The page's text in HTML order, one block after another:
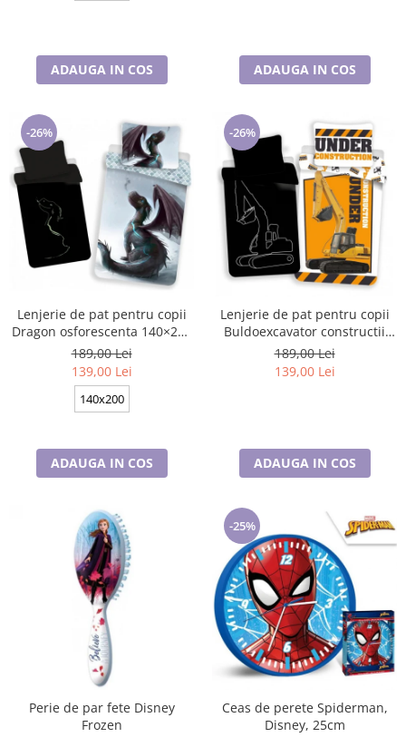
ADAUGA IN COS ADAUGA IN COS
-26%
Lenjerie de pat pentru copii
Dragon osforescenta 140×200
cm, 70×90 cm, Disney, 100%
bumbac
189,00 Lei
139,00 Lei
140x200
ADAUGA IN COS
-26%
Lenjerie de pat pentru copii
Buldoexcavator constructii
140×200 cm, 70×90 cm,
Disney, 100% bumbac
189,00 Lei
139,00 Lei
ADAUGA IN COS
Perie de par fete Disney
Frozen
-25%
Ceas de perete Spiderman,
Disney, 25cm